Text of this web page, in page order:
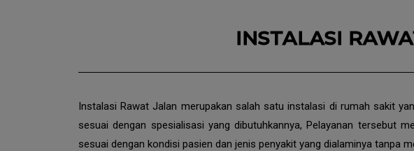
INSTALASI
Instalasi Rawat Jalan merupakan salah satu instalasi di rumah sakit
sesuai dengan spesialisasi yang dibutuhkannya, Pelayanan tersebut
sesuai dengan kondisi pasien dan jenis penyakit yang dialaminya tanpa